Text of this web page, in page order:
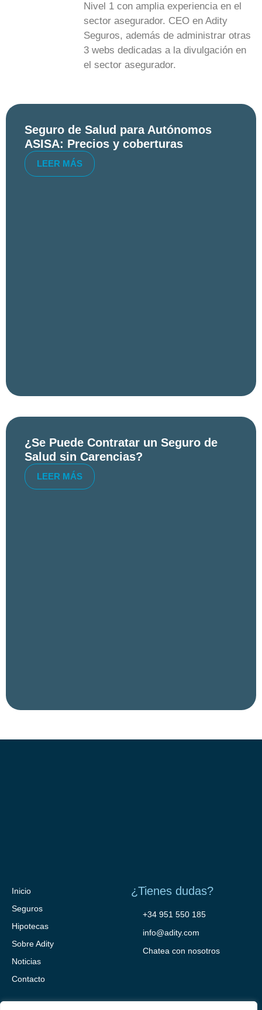
Nivel 1 con amplia experiencia en el
sector asegurador. CEO en Adity
Seguros, además de administrar otras
3 webs dedicadas a la divulgación en
el sector asegurador.
Seguro de Salud para Autónomos
ASISA: Precios y coberturas
LEER MÁS
¿Se Puede Contratar un Seguro de
Salud sin Carencias?
LEER MÁS
Inicio
Seguros
Hipotecas
Sobre Adity
Noticias
Contacto
¿Tienes dudas?
+34 951 550 185
info@adity.com
Chatea con nosotros